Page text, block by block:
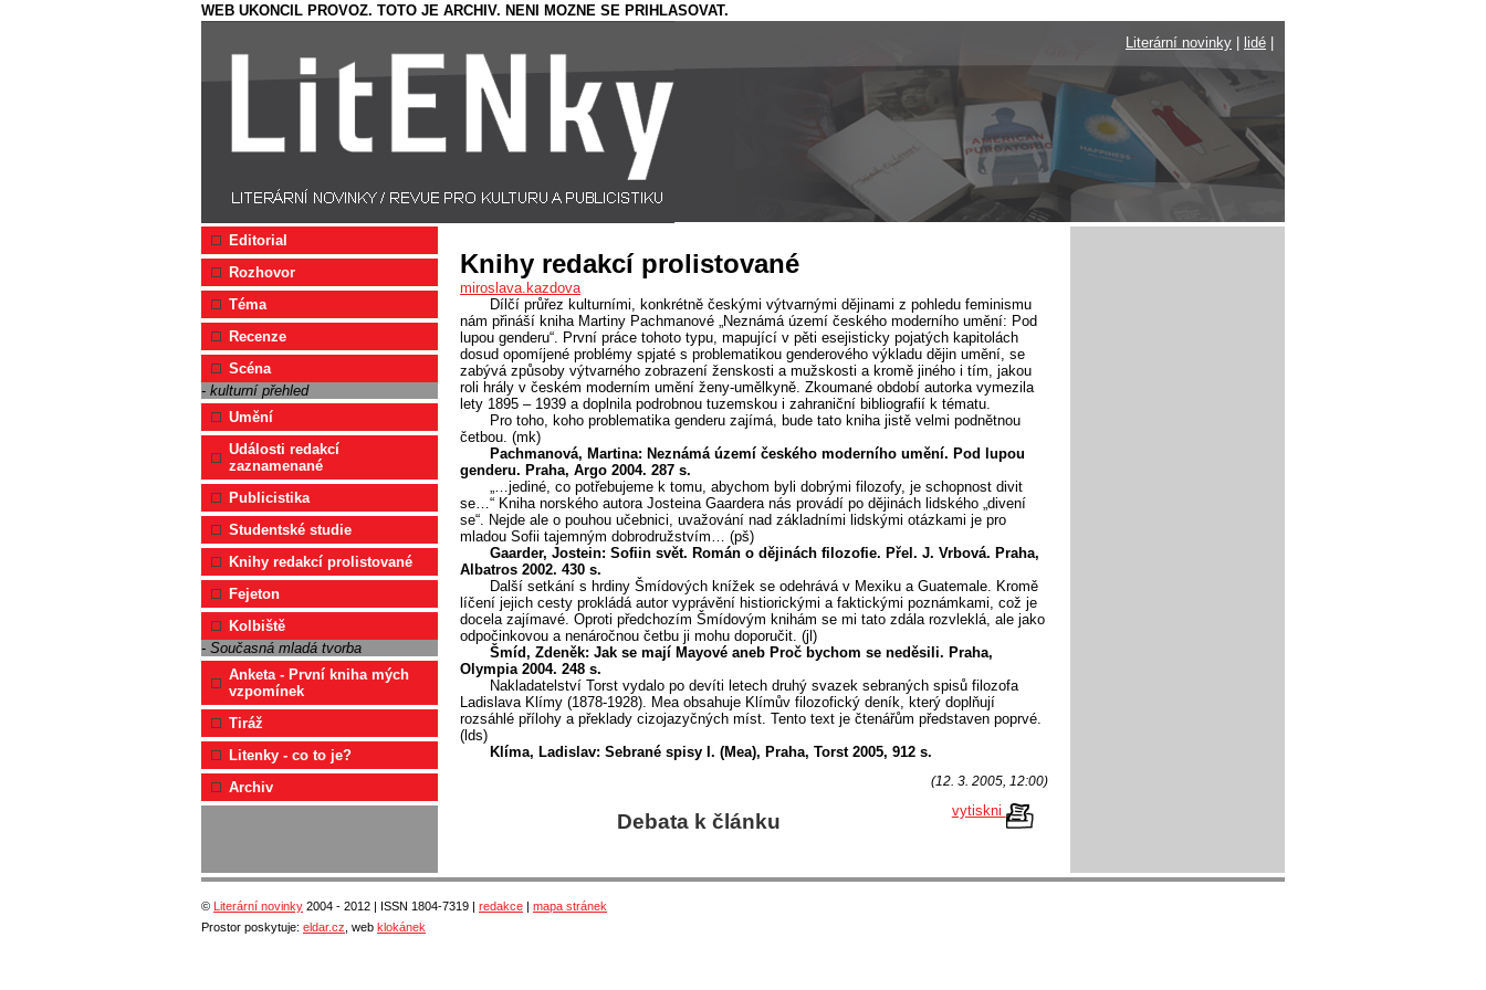
WEB UKONCIL PROVOZ. TOTO JE ARCHIV. NENI MOZNE SE PRIHLASOVAT.
Literární novinky
lidé
Editorial
Rozhovor
Téma
Recenze
Scéna
- kulturní přehled
Umění
Události redakcí
zaznamenané
Publicistika
Studentské studie
Knihy redakcí prolistované
Fejeton
Kolbiště
- Současná mladá tvorba
Anketa - První kniha mých
vzpomínek
Tiráž
Litenky - co to je?
Archiv
Knihy redakcí prolistované
miroslava.kazdova
Dílčí průřez kulturními, konkrétně českými výtvarnými dějinami z pohledu feminismu
nám přináší kniha Martiny Pachmanové „Neznámá území českého moderního umění: Pod
lupou genderu“. První práce tohoto typu, mapující v pěti esejisticky pojatých kapitolách
dosud opomíjené problémy spjaté s problematikou genderového výkladu dějin umění, se
zabývá způsoby výtvarného zobrazení ženskosti a mužskosti a kromě jiného i tím, jakou
roli hrály v českém moderním umění ženy-umělkyně. Zkoumané období autorka vymezila
lety 1895 – 1939 a doplnila podrobnou tuzemskou i zahraniční bibliografií k tématu.
Pro toho, koho problematika genderu zajímá, bude tato kniha jistě velmi podnětnou
četbou. (mk)
Pachmanová, Martina: Neznámá území českého moderního umění. Pod lupou
genderu. Praha, Argo 2004. 287 s.
„…jediné, co potřebujeme k tomu, abychom byli dobrými filozofy, je schopnost divit
se…“ Kniha norského autora Josteina Gaardera nás provádí po dějinách lidského „divení
se“. Nejde ale o pouhou učebnici, uvažování nad základními lidskými otázkami je pro
mladou Sofii tajemným dobrodružstvím… (pš)
Gaarder, Jostein: Sofiin svět. Román o dějinách filozofie. Přel. J. Vrbová. Praha,
Albatros 2002. 430 s.
Další setkání s hrdiny Šmídových knížek se odehrává v Mexiku a Guatemale. Kromě
líčení jejich cesty prokládá autor vyprávění histiorickými a faktickými poznámkami, což je
docela zajímavé. Oproti předchozím Šmídovým knihám se mi tato zdála rozvleklá, ale jako
odpočinkovou a nenáročnou četbu ji mohu doporučit. (jl)
Šmíd, Zdeněk: Jak se mají Mayové aneb Proč bychom se neděsili. Praha,
Olympia 2004. 248 s.
Nakladatelství Torst vydalo po devíti letech druhý svazek sebraných spisů filozofa
Ladislava Klímy (1878-1928). Mea obsahuje Klímův filozofický deník, který doplňují
rozsáhlé přílohy a překlady cizojazyčných míst. Tento text je čtenářům představen poprvé.
(lds)
Klíma, Ladislav: Sebrané spisy I. (Mea), Praha, Torst 2005, 912 s.
(12. 3. 2005, 12:00)
vytiskni
Debata k článku
© Literární novinky 2004 - 2012 | ISSN 1804-7319 | redakce
mapa stránek
Prostor poskytuje: eldar.cz , web klokánek